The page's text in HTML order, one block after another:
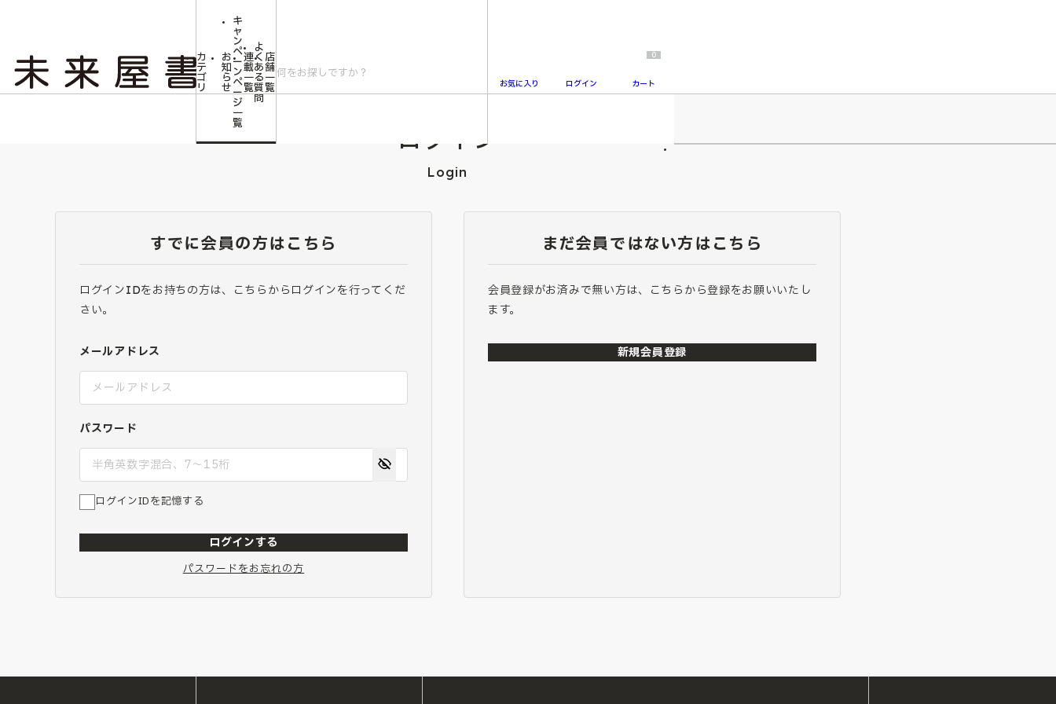
2026/7/23 『ONE PIECE magazine 021 ONE PIECEカード付き同梱版』発売延期のご案内
カ
テ
ゴ
リ
お
知
ら
せ
キ
ャ
ン
ペ
ー
ン
ペ
ー
ジ
一
覧
連
載
一
覧
よ
く
あ
る
質
問
店
舗
一
覧
お気に入り ログイン
0
カート
ログイン
Login
すでに会員の方はこちら
ログインIDをお持ちの方は、こちらからログインを行ってくだ
さい。
メールアドレス
パスワード
ログインIDを記憶する
ログインする
パスワードをお忘れの方
まだ会員ではない方はこちら
会員登録がお済みで無い方は、こちらから登録をお願いいたし
ます。
新規会員登録